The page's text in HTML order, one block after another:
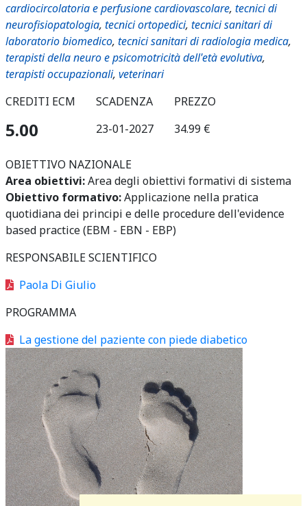
cardiocircolatoria e perfusione cardiovascolare, tecnici di
neurofisiopatologia, tecnici ortopedici, tecnici sanitari di
laboratorio biomedico, tecnici sanitari di radiologia medica,
terapisti della neuro e psicomotricità dell'età evolutiva,
terapisti occupazionali, veterinari
CREDITI ECM
5.00
SCADENZA
23-01-2027
PREZZO
34.99 €
OBIETTIVO NAZIONALE
Area obiettivi:Area degli obiettivi formativi di sistema
Obiettivo formativo:Applicazione nella pratica
quotidiana dei principi e delle procedure dell'evidence
based practice (EBM - EBN - EBP)
RESPONSABILE SCIENTIFICO
Paola Di Giulio
PROGRAMMA
La gestione del paziente con piede diabetico